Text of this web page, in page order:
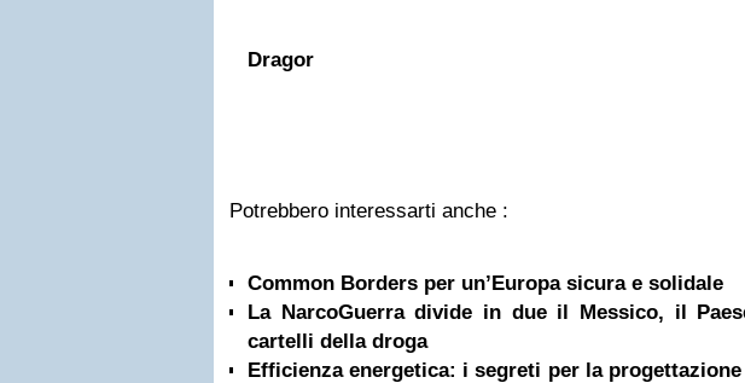
Dragor
Potrebbero interessarti anche :
Common Borders per un’Europa sicura e solidale
La NarcoGuerra divide in due il Messico, il
cartelli della droga
Efficienza energetica: i segreti per la